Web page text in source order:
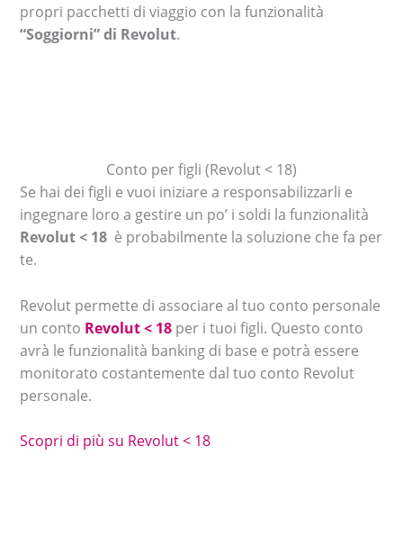
propri pacchetti di viaggio con la funzionalità
“Soggiorni” di Revolut.
Conto per figli (Revolut < 18)
Se hai dei figli e vuoi iniziare a responsabilizzarli e
ingegnare loro a gestire un po’ i soldi la funzionalità
Revolut < 18 è probabilmente la soluzione che fa per
te.
Revolut permette di associare al tuo conto personale
un conto Revolut < 18 per i tuoi figli. Questo conto
avrà le funzionalità banking di base e potrà essere
monitorato costantemente dal tuo conto Revolut
personale.
Scopri di più su Revolut < 18